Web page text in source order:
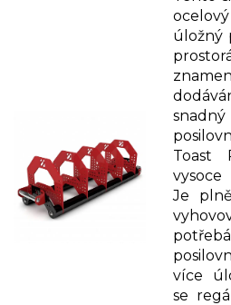
úložný
Toast
Je
více
se